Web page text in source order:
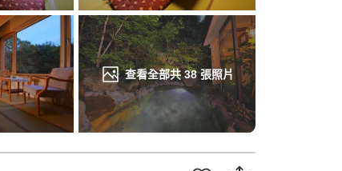
查看全部共38張照片